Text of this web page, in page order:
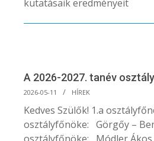
kutatásaik eredményeit
A 2026-2027. tanév
2026-
05-
2026-05-11 HÍREK
Kedves Szülők! 1.a
osztályfőnöke: Görgőy –